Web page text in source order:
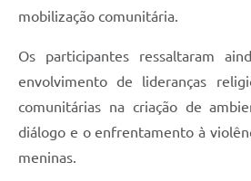
mobilização comunitária.
Os participantes ressaltaram
envolvimento de lideranças
comunitárias na criação de
diálogo e o enfrentamento à
meninas.